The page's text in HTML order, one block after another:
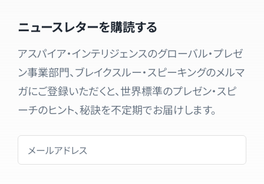
ニュースレターを購読する
アスパイア・インテリジェンスのグローバル・プレゼ
ン事業部門、ブレイクスルー・スピーキングのメルマ
ガにご登録いただくと、世界標準のプレゼン・スピ
ーチのヒント、秘訣を不定期でお届けします。